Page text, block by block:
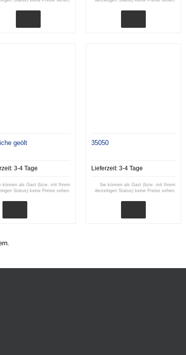
geölt
3-4 Tage
können als Gast (bzw. mit Ihrem
Status) keine Preise sehen.
35050
Lieferzeit:3-4 Tage
Sie können als Gast (bzw. mit Ihrem
derzeitigen Status) keine Preise sehen.